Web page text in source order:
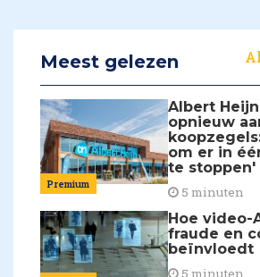
Meest gelezen
Premium
Albert
opnieuw
om er in
te stoppen'
5 minuten
Hoe video-
fraude en
beïnvloedt
5 minuten